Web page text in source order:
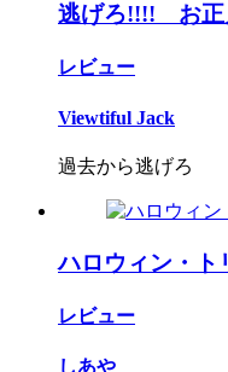
逃げろ!!!! お正
レビュー
Viewtiful Jack
過去から逃げろ
ハロウィン・ト
レビュー
しあや